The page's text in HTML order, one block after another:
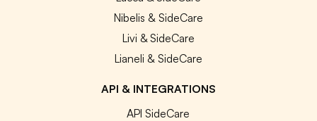
Nibelis & SideCare
Livi & SideCare
Lianeli & SideCare
API & INTEGRATIONS
API SideCare